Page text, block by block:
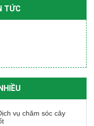
TỨC
vụ chăm sóc cây